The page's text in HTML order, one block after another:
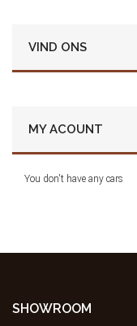
VIND ONS
MY ACOUNT
You don't have any cars
SHOWROOM